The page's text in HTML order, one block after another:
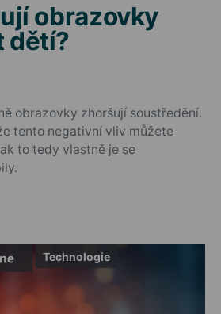
obrazovky
dětí?
obrazovky zhoršují soustředění.
tento negativní vliv můžete
to tedy vlastně je se
Technologie